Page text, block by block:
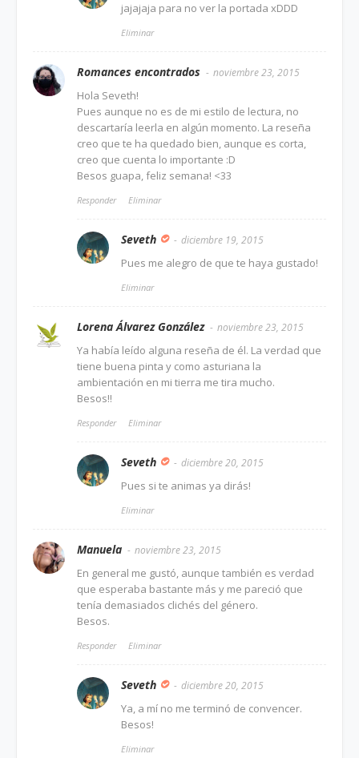
jajajaja para no ver la portada xDDD
Eliminar
Romances encontrados noviembre 23, 2015
Hola Seveth!
Pues aunque no es de mi estilo de lectura, no
descartaría leerla en algún momento. La reseña
creo que te ha quedado bien, aunque es corta,
creo que cuenta lo importante :D
Besos guapa, feliz semana! <33
Responder Eliminar
Seveth diciembre 19, 2015
Pues me alegro de que te haya gustado!
Eliminar
Lorena Álvarez González noviembre 23, 2015
Ya había leído alguna reseña de él. La verdad que
tiene buena pinta y como asturiana la
ambientación en mi tierra me tira mucho.
Besos!!
Responder Eliminar
Seveth diciembre 20, 2015
Pues si te animas ya dirás!
Eliminar
Manuela noviembre 23, 2015
En general me gustó, aunque también es verdad
que esperaba bastante más y me pareció que
tenía demasiados clichés del género.
Besos.
Responder Eliminar
Seveth diciembre 20, 2015
Ya, a mí no me terminó de convencer.
Besos!
Eliminar